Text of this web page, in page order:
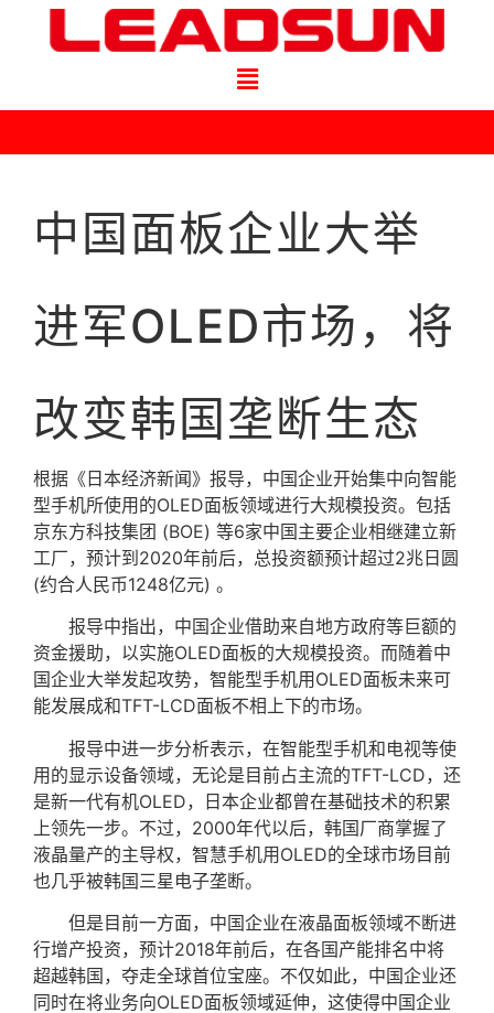
中国面板企业大举
进军OLED市场，将
改变韩国垄断生态
根据《日本经济新闻》报导，中国企业开始集中向智能
型手机所使用的OLED面板领域进行大规模投资。包括
京东方科技集团 (BOE) 等6家中国主要企业相继建立新
工厂，预计到2020年前后，总投资额预计超过2兆日圆
(约合人民币1248亿元) 。
报导中指出，中国企业借助来自地方政府等巨额的
资金援助，以实施OLED面板的大规模投资。而随着中
国企业大举发起攻势，智能型手机用OLED面板未来可
能发展成和TFT-LCD面板不相上下的市场。
报导中进一步分析表示，在智能型手机和电视等使
用的显示设备领域，无论是目前占主流的TFT-LCD，还
是新一代有机OLED，日本企业都曾在基础技术的积累
上领先一步。不过，2000年代以后，韩国厂商掌握了
液晶量产的主导权，智慧手机用OLED的全球市场目前
也几乎被韩国三星电子垄断。
但是目前一方面，中国企业在液晶面板领域不断进
行增产投资，预计2018年前后，在各国产能排名中将
超越韩国，夺走全球首位宝座。不仅如此，中国企业还
同时在将业务向OLED面板领域延伸，这使得中国企业